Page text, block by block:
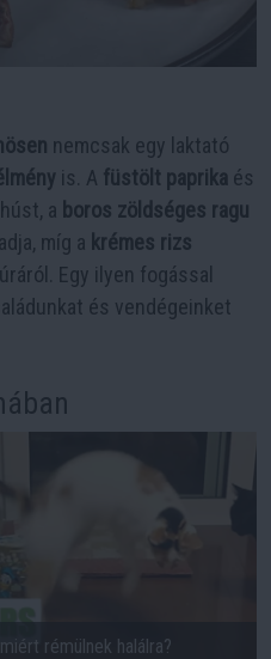
nemcsak egy laktató
is. A füstölt paprika és
a boros zöldséges ragu
míg a krémes rizs
Egy ilyen fogással
és vendégeinket
rémülnek halálra?